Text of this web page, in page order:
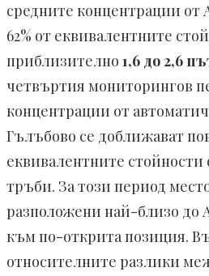
средните концентрации от
62% от еквивалентните
приблизително 1,6 до 2,6
четвъртия мониторингов
концентрации от
Гълъбово се доближават
еквивалентните
тръби. За този период
разположени най-близо до
към по-открита позиция.
относителните разлики